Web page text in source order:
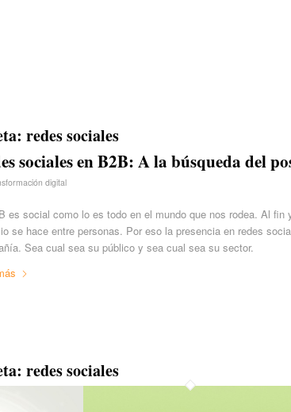
redes sociales
sociales en B2B: A la búsqueda del
digital
es social como lo es todo en el mundo que nos rodea. Al
se hace entre personas. Por eso la presencia en redes
Sea cual sea su público y sea cual sea su sector.
redes sociales